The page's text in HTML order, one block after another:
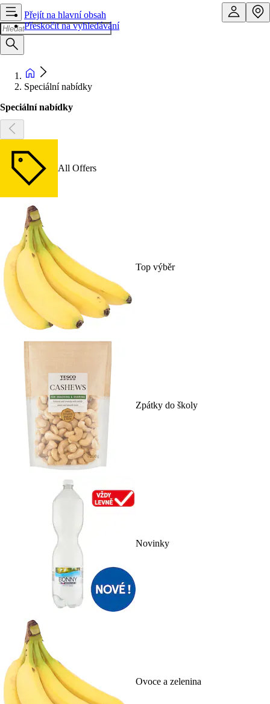
Přejít na hlavní obsah
Přeskočit na vyhledávání
Speciální nabídky
Speciální nabídky
All Offers
Top výběr
Zpátky do školy
Novinky
Ovoce a zelenina